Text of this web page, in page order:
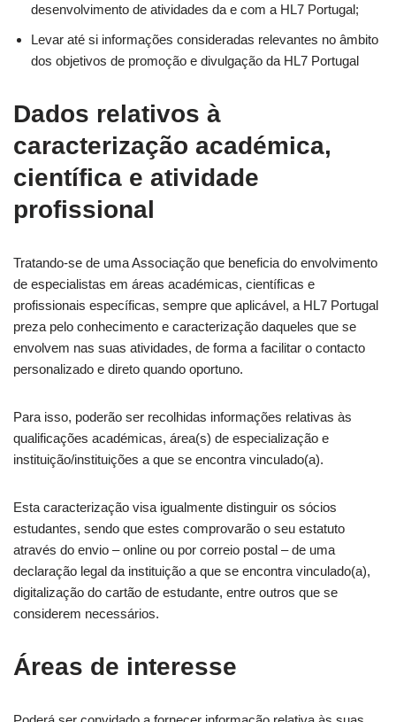
desenvolvimento de atividades da e com a HL7 Portugal;
Levar até si informações consideradas relevantes no âmbito
dos objetivos de promoção e divulgação da HL7 Portugal
Dados relativos à
caracterização académica,
científica e atividade
profissional
Tratando-se de uma Associação que beneficia do envolvimento
de especialistas em áreas académicas, científicas e
profissionais específicas, sempre que aplicável, a HL7 Portugal
preza pelo conhecimento e caracterização daqueles que se
envolvem nas suas atividades, de forma a facilitar o contacto
personalizado e direto quando oportuno.
Para isso, poderão ser recolhidas informações relativas às
qualificações académicas, área(s) de especialização e
instituição/instituições a que se encontra vinculado(a).
Esta caracterização visa igualmente distinguir os sócios
estudantes, sendo que estes comprovarão o seu estatuto
através do envio – online ou por correio postal – de uma
declaração legal da instituição a que se encontra vinculado(a),
digitalização do cartão de estudante, entre outros que se
considerem necessários.
Áreas de interesse